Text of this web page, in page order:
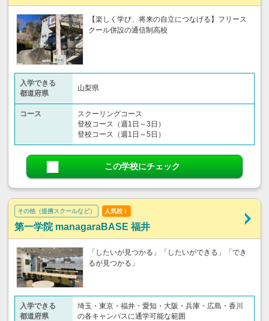
【楽しく学び、将来の自立につなげる】フリース
クール併設の通信制高校
入学できる
都道府県
山梨県
コース
スクーリングコース
登校コース（週1日～3日）
登校コース（週1日～5日）
この学校にチェック
その他（提携スクールなど） 人気校！
第一学院 managaraBASE 福井
「したいが見つかる」「したいができる」「でき
るが見つかる」
入学できる
都道府県
埼玉・東京・福井・愛知・大阪・兵庫・広島・香川
の各キャンパスに通学可能な範囲